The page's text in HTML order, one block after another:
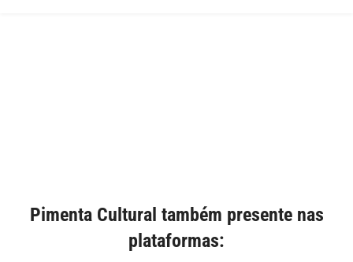
Pimenta Cultural também presente nas
plataformas: